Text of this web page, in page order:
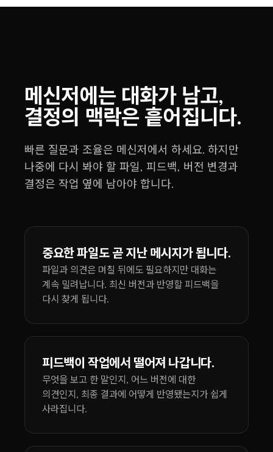
메신저에는 대화가 남고,
결정의 맥락은 흩어집니다.
빠른 질문과 조율은 메신저에서 하세요. 하지만
나중에 다시 봐야 할 파일, 피드백, 버전 변경과
결정은 작업 옆에 남아야 합니다.
중요한 파일도 곧 지난 메시지가 됩니다.
파일과 의견은 며칠 뒤에도 필요하지만 대화는
계속 밀려납니다. 최신 버전과 반영할 피드백을
다시 찾게 됩니다.
피드백이 작업에서 떨어져 나갑니다.
무엇을 보고 한 말인지, 어느 버전에 대한
의견인지, 최종 결과에 어떻게 반영됐는지가 쉽게
사라집니다.